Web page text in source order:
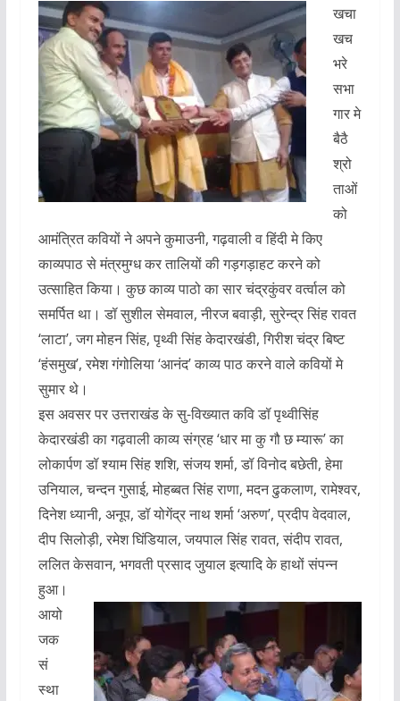
खचा
खच
भरे
सभा
गार मे
बैठै
श्रो
ताओं
को
आमंत्रित कवियों ने अपने कुमाउनी, गढ़वाली व हिंदी मे किए
काव्यपाठ से मंत्रमुग्ध कर तालियों की गड़गड़ाहट करने को
उत्साहित किया। कुछ काव्य पाठो का सार चंद्रकुंवर वर्त्वाल को
समर्पित था। डॉ सुशील सेमवाल, नीरज बवाड़ी, सुरेन्द्र सिंह रावत
‘लाटा’, जग मोहन सिंह, पृथ्वी सिंह केदारखंडी, गिरीश चंद्र बिष्ट
‘हंसमुख’, रमेश गंगोलिया ‘आनंद’ काव्य पाठ करने वाले कवियों मे
सुमार थे।
इस अवसर पर उत्तराखंड के सु-विख्यात कवि डॉ पृथ्वीसिंह
केदारखंडी का गढ़वाली काव्य संग्रह ‘धार मा कु गौ छ म्यारू’ का
लोकार्पण डॉ श्याम सिंह शशि, संजय शर्मा, डॉ विनोद बछेती, हेमा
उनियाल, चन्दन गुसाई, मोहब्बत सिंह राणा, मदन ढुकलाण, रामेश्वर,
दिनेश ध्यानी, अनूप, डॉ योगेंद्र नाथ शर्मा ‘अरुण’, प्रदीप वेदवाल,
दीप सिलोड़ी, रमेश घिंडियाल, जयपाल सिंह रावत, संदीप रावत,
ललित केसवान, भगवती प्रसाद जुयाल इत्यादि के हाथों संपन्न
हुआ।
आयो
जक
सं
स्था